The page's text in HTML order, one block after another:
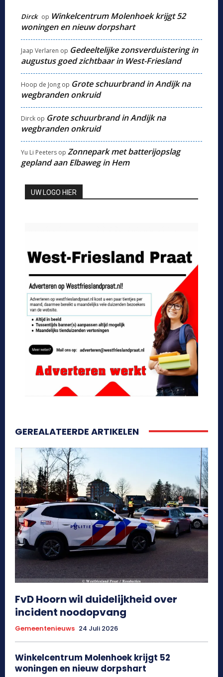
Dirck op Winkelcentrum Molenhoek krijgt 52
woningen en nieuw dorpshart
Jaap Verlaren op Gedeeltelijke zonsverduistering in
augustus goed zichtbaar in West-Friesland
Hoop de Jong op Grote schuurbrand in Andijk na
wegbranden onkruid
Dirck op Grote schuurbrand in Andijk na
wegbranden onkruid
Yu Li Peeters op Zonnepark met batterijopslag
gepland aan Elbaweg in Hem
UW LOGO HIER
GEREALATEERDE ARTIKELEN
FvD Hoorn wil duidelijkheid over
incident noodopvang
Gemeentenieuws 24 Juli 2026
Winkelcentrum Molenhoek krijgt 52
woningen en nieuw dorpshart